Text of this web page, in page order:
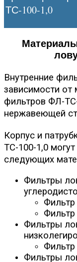
ТС-100-1,0
Внутренние
зависимости от
фильтров ФЛ-
нержавеющей
Корпус и
ТС-100-1,0
следующих
Фильтры
Фильтры
Фильтры